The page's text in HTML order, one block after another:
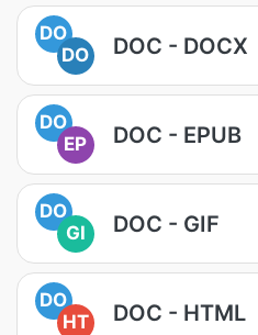
DO
DO
DOC - DOCX
DO
EP
DOC - EPUB
DO
GI
DOC - GIF
DO
HT
DOC - HTML